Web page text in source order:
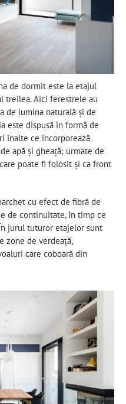
de dormit este la etajul
treilea. Aici ferestrele au
de lumina naturală și de
este dispusă în formă de
înalte ce încorporează
apă și gheață; urmate de
poate fi folosit și ca front
cu efect de fibră de
de continuitate, în timp ce
jurul tuturor etajelor sunt
zone de verdeață,
care coboară din